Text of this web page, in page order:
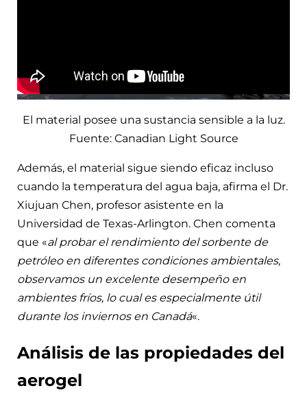
El material posee una sustancia sensible a la luz.
Fuente: Canadian Light Source
Además, el material sigue siendo eficaz incluso
cuando la temperatura del agua baja, afirma el Dr.
Xiujuan Chen, profesor asistente en la
Universidad de Texas-Arlington. Chen comenta
que «al probar el rendimiento del sorbente de
petróleo en diferentes condiciones ambientales,
observamos un excelente desempeño en
ambientes fríos, lo cual es especialmente útil
durante los inviernos en Canadá«.
Análisis de las propiedades del
aerogel